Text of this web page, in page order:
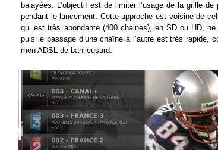
balayées. L’objectif est de limiter l’usage de la grille
pendant le lancement. Cette approche est voisine de
qui est très abondante (400 chaines), en SD ou HD,
puis le passage d’une chaîne à l’autre est très
mon ADSL de banlieusard.